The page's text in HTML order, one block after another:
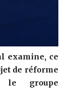
examine, ce
de réforme
le groupe